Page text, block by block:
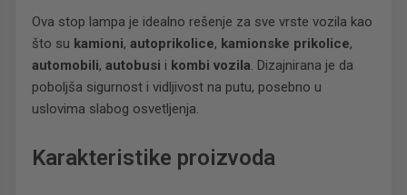
Ova stop lampa je idealno rešenje za sve vrste vozila kao
što su kamioni, autoprikolice, kamionske prikolice,
automobili, autobusi i kombi vozila. Dizajnirana je da
poboljša sigurnost i vidljivost na putu, posebno u
uslovima slabog osvetljenja.
Karakteristike proizvoda